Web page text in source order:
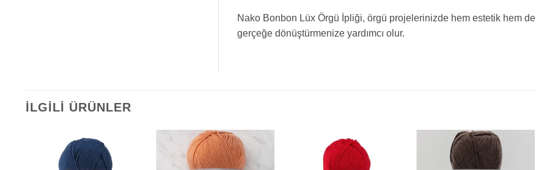
Nako Bonbon Lüx Örgü İpliği, örgü projelerinizde hem estetik hem
gerçeğe dönüştürmenize yardımcı olur.
İLGILI ÜRÜNLER